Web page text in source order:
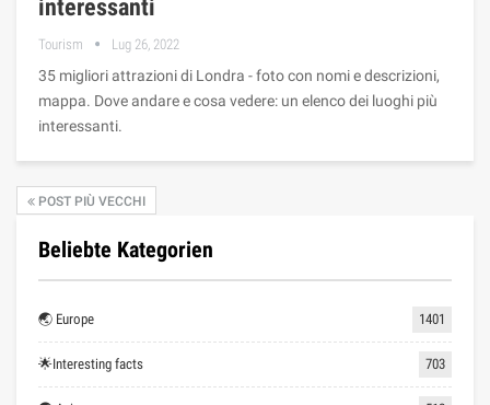
interessanti
Tourism Lug 26, 2022
35 migliori attrazioni di Londra - foto con nomi e descrizioni,
mappa. Dove andare e cosa vedere: un elenco dei luoghi più
interessanti.
POST PIÙ VECCHI
Beliebte Kategorien
🌏 Europe 1401
🌟Interesting facts 703